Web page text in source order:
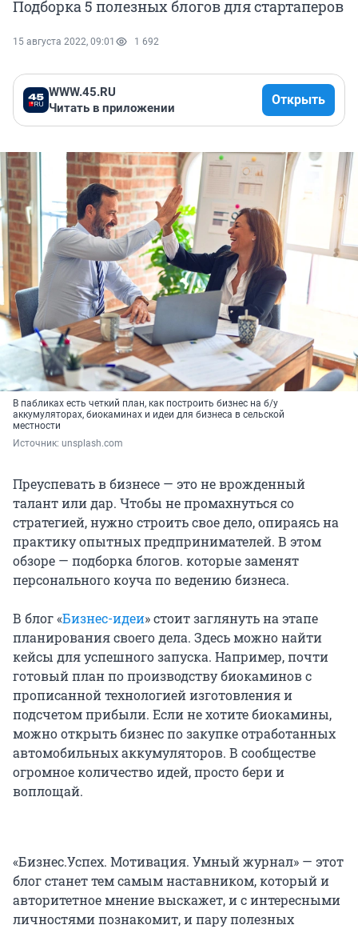
Подборка 5 полезных блогов для стартаперов
15 августа 2022, 09:01 1 692
WWW.45.RU
Читать в приложении
Открыть
В пабликах есть четкий план, как построить бизнес на б/у
аккумуляторах, биокаминах и идеи для бизнеса в сельской
местности
Источник: unsplash.com
Преуспевать в бизнесе — это не врожденный
талант или дар. Чтобы не промахнуться со
стратегией, нужно строить свое дело, опираясь на
практику опытных предпринимателей. В этом
обзоре — подборка блогов. которые заменят
персонального коуча по ведению бизнеса.
В блог «Бизнес-идеи» стоит заглянуть на этапе
планирования своего дела. Здесь можно найти
кейсы для успешного запуска. Например, почти
готовый план по производству биокаминов с
прописанной технологией изготовления и
подсчетом прибыли. Если не хотите биокамины,
можно открыть бизнес по закупке отработанных
автомобильных аккумуляторов. В сообществе
огромное количество идей, просто бери и
воплощай.
«Бизнес.Успех. Мотивация. Умный журнал» — этот
блог станет тем самым наставником, который и
авторитетное мнение выскажет, и с интересными
личностями познакомит, и пару полезных